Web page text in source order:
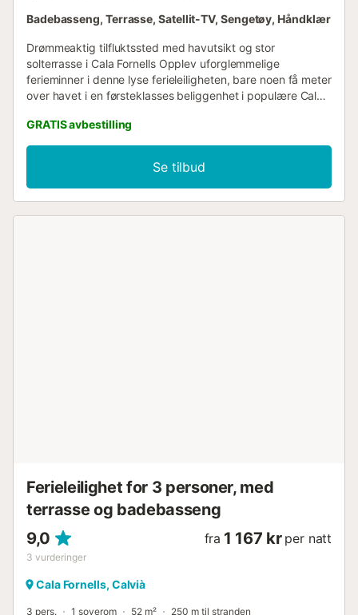
Badebasseng, Terrasse, Satellit-TV, Sengetøy, Håndklær
Drømmeaktig tilfluktssted med havutsikt og stor
solterrasse i Cala Fornells Opplev uforglemmelige
ferieminner i denne lyse ferieleiligheten, bare noen få meter
over havet i en førsteklasses beliggenhet i populære Cala
utsikt over den pittoreske bukten, som følger deg fra det
øyeblikket du kommer inn i leiligheten via terrassen. Hjertet
av denne ferieoasen er den ca. 70 m² store, delvis
overbygde solterrassen. Med sine mange sitteplasser
inviterer den til avslapning, soling og hyggelig samvær, og
GRATIS avbestilling
Se tilbud
Ferieleilighet for 3 personer, med
terrasse og badebasseng
9,0
3 vurderinger
fra 1 167 kr per natt
Cala Fornells, Calvià
3 pers. 1 soverom 52 m² 250 m til stranden